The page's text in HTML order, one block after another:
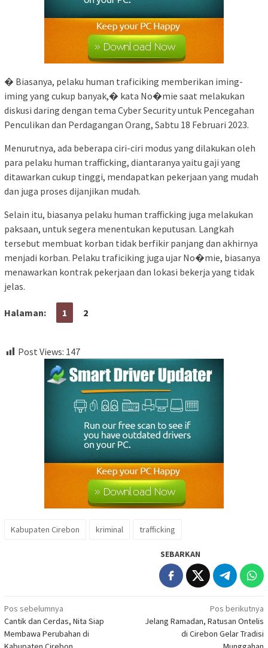
� Biasanya, pelaku human traficiking memberikan iming-
iming yang cukup banyak,� kata No�mie saat melakukan
diskusi daring dengan tema Cyber Security untuk Pencegahan
Penculikan dan Perdagangan Orang, Sabtu 18 Februari 2023.
Menurutnya, ada beberapa ciri-ciri modus yang dilakukan oleh
para pelaku human trafficking, diantaranya yaitu gaji yang
ditawarkan cukup tinggi, mendapatkan pekerjaan yang mudah
dan juga proses dijanjikan mudah.
Selain itu, biasanya pelaku human trafficking juga melakukan
paksaan, untuk segera menentukan keputusan. Langkah
tersebut membuat korban tidak berfikir panjang dan akhirnya
menjadi korban. Pelaku traficiking juga ujar No�mie, biasanya
menawarkan kontrak pekerjaan dan lokasi bekerja yang tidak
jelas.
Halaman: 1 2
Post Views: 147
Kabupaten Cirebon kriminal trafficking
SEBARKAN
Navigasi
pos
Pos sebelumnya
Cantik dan Cerdas, Nita Siap
Membawa Perubahan di
Pos berikutnya
Jelang Ramadan, Ratusan Ontelis
di Cirebon Gelar Tradisi